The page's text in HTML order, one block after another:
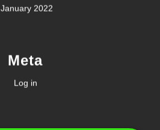
January 2022
Meta
Log in